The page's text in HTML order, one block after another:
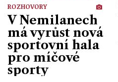
ROZHOVORY
V Nemilanech
má vyrůst nová
sportovní hala
pro míčové
sporty